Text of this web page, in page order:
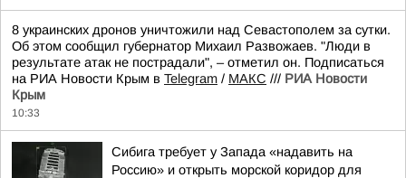
8 украинских дронов уничтожили над Севастополем за сутки.
Об этом сообщил губернатор Михаил Развожаев. "Люди в
результате атак не пострадали", – отметил он. Подписаться
на РИА Новости Крым в Telegram / МАКС /// РИА Новости
Крым
10:33
Сибига требует у Запада «надавить на
Россию» и открыть морской коридор для